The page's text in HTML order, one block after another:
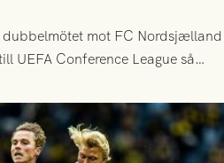
dubbelmötet mot FC Nordsjælland
UEFA Conference League så
kort därpå. Motståndare blir
Valur och HŠK Zrinjski